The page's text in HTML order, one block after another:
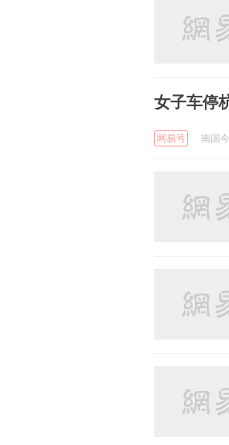
女子车停
网易号 南国